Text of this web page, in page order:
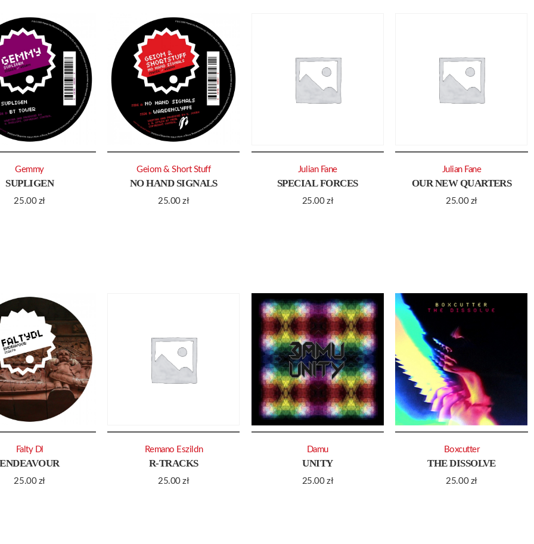
SUPLIGEN
25.00 zł
Gemmy
NO HAND SIGNALS
25.00zł
Geiom & Short Stuff
SPECIAL FORCES
25.00zł
Julian Fane
OUR NEW QUARTERS
25.00 zł
Julian Fane
ENDEAVOUR
25.00 zł
Falty Dl
R-TRACKS
25.00zł
Remano Eszildn
UNITY
25.00zł
Damu
THE DISSOLVE
25.00 zł
Boxcutter